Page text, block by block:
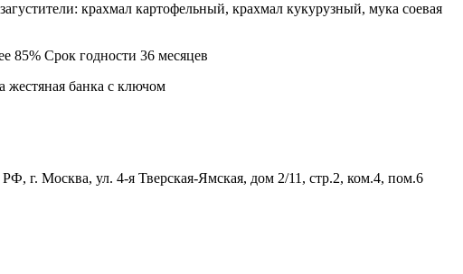
крахмал картофельный, крахмал кукурузный, мука соевая
85% Срок годности 36 месяцев
банка с ключом
г. Москва, ул. 4-я Тверская-Ямская, дом 2/11, стр.2, ком.4, пом.6